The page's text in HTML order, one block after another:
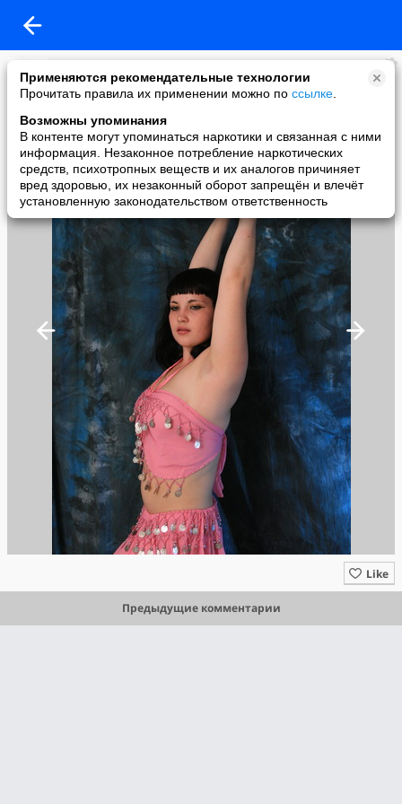
Применяются рекомендательные технологии
Прочитать правила их применении можно по ссылке
Возможны упоминания
В контенте могут упоминаться наркотики и связанная с ними
информация. Незаконное потребление наркотических
средств, психотропных веществ и их аналогов причиняет
вред здоровью, их незаконный оборот запрещён и влечёт
установленную законодательством ответственность
Кcения Гильмиярова
added a photo
10 Nov в 22:25
Like
Предыдущие комментарии